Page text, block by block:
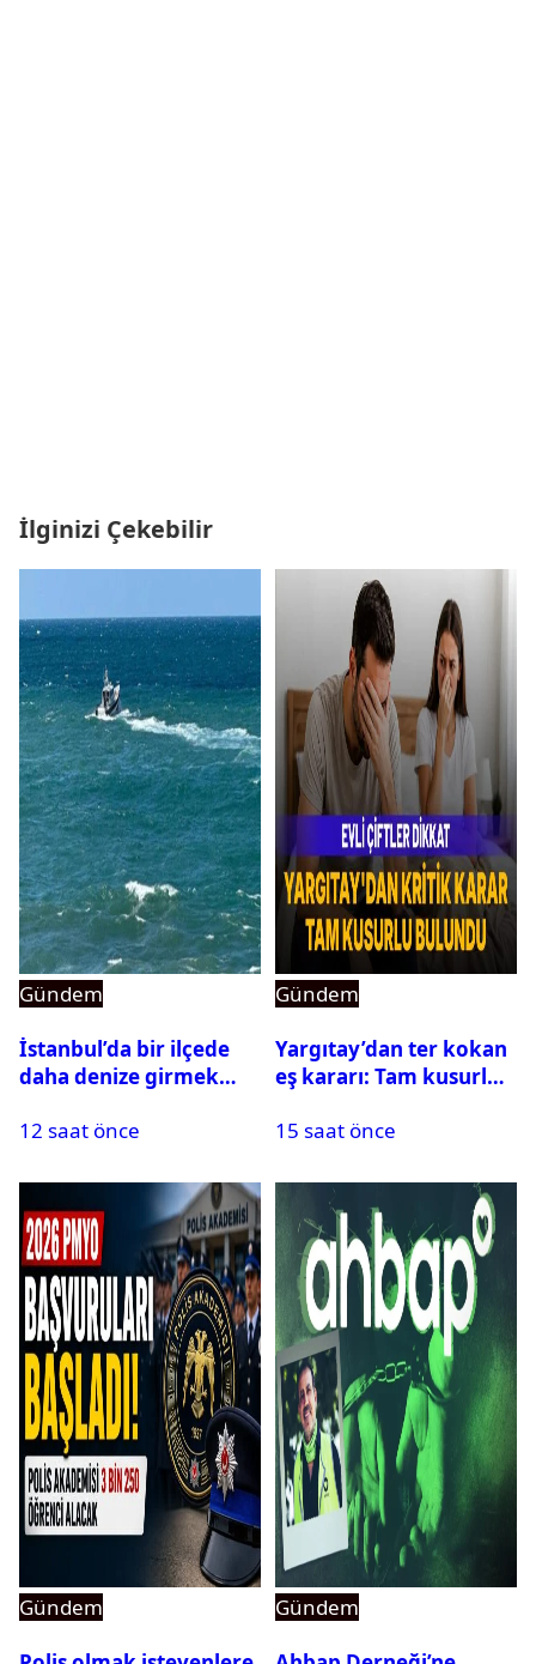
İlginizi Çekebilir
Gündem
İstanbul’da bir ilçede
daha denize girmek
12 saat önce
Gündem
Yargıtay’dan ter kokan
eş kararı: Tam kusurlu
15 saat önce
Gündem
Gündem